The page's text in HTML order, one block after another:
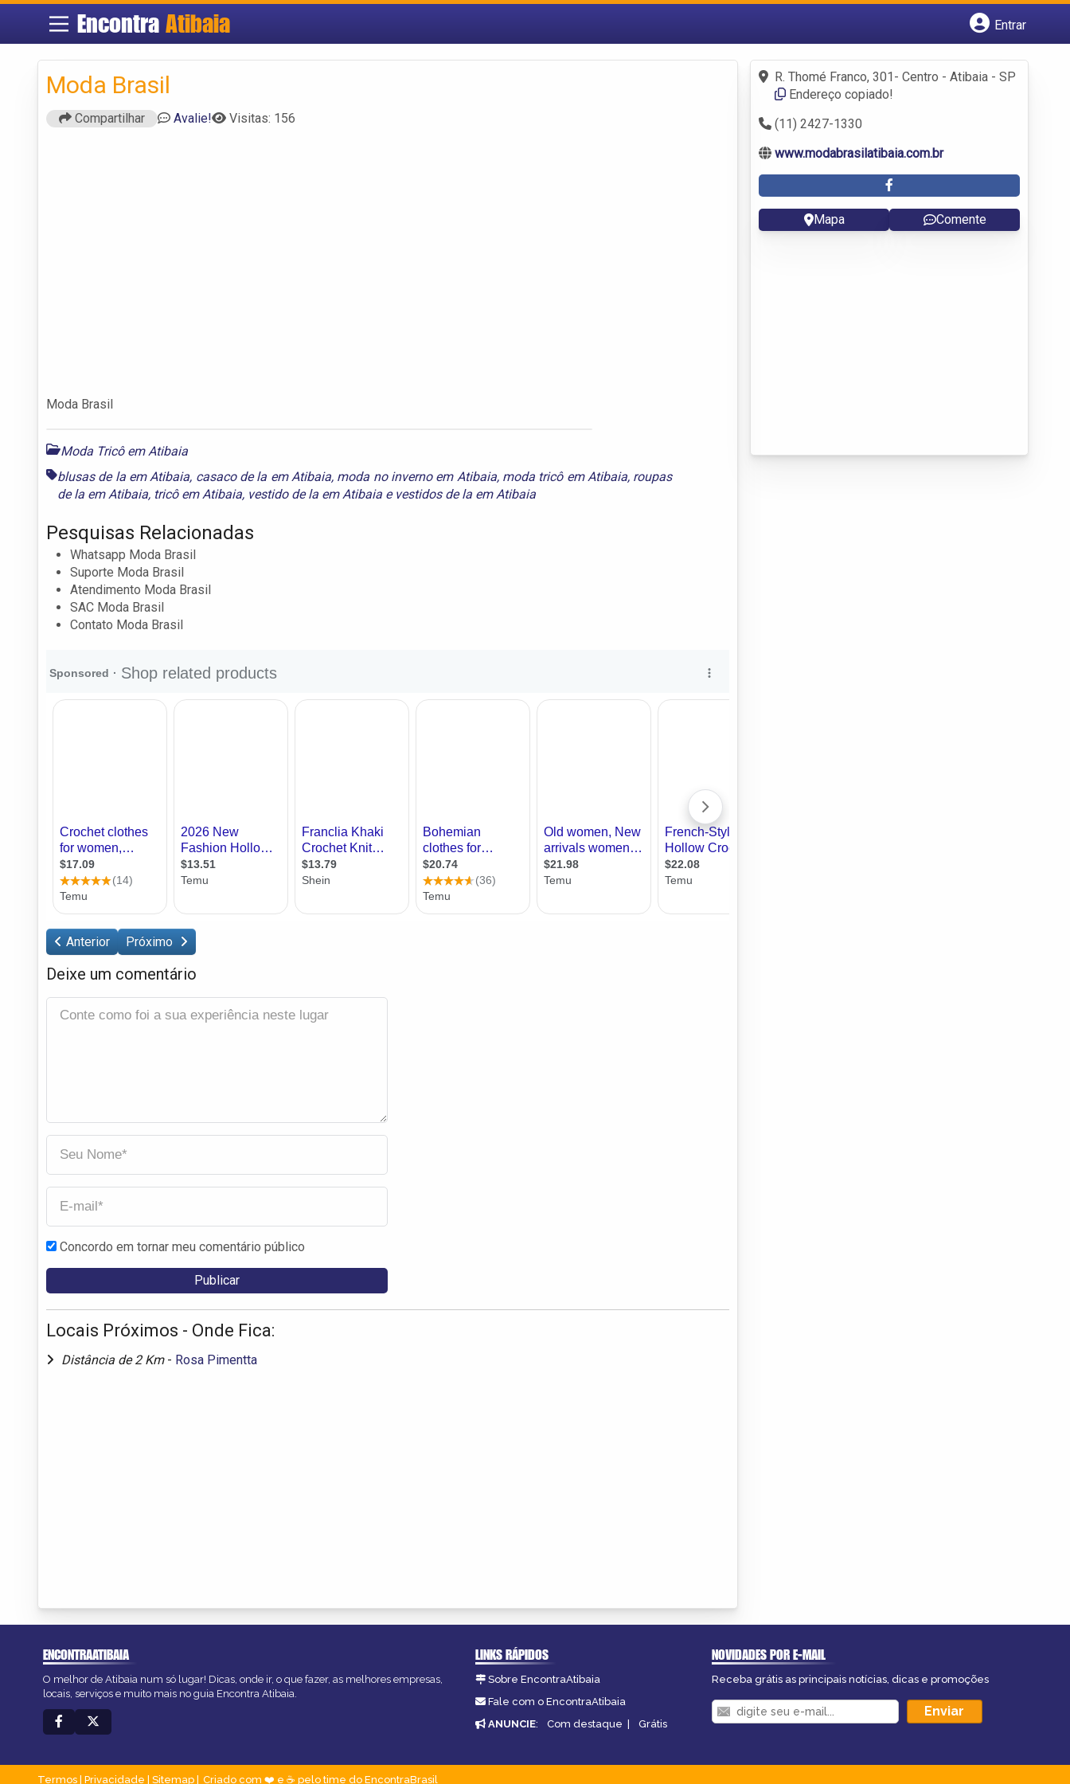
EncontraAtibaia
Entrar
Fazer login
Criar conta
Moda Brasil
Compartilhar Avalie! Visitas: 156
Moda Brasil
Moda Tricô em Atibaia
blusas de la em Atibaia, casaco de la em Atibaia, moda no inverno em Atibaia, moda tricô em Atibaia, roupas
de la em Atibaia, tricô em Atibaia, vestido de la em Atibaia e vestidos de la em Atibaia
Pesquisas Relacionadas
Whatsapp Moda Brasil
Suporte Moda Brasil
Atendimento Moda Brasil
SAC Moda Brasil
Contato Moda Brasil
Anterior Próximo
Deixe um comentário
Concordo em tornar meu comentário público
Locais Próximos - Onde Fica:
Distância de 2 Km - Rosa Pimentta
R. Thomé Franco, 301- Centro - Atibaia - SP
Endereço copiado!
(11) 2427-1330
www.modabrasilatibaia.com.br
Mapa Comente
ENCONTRAATIBAIA
O melhor de Atibaia num só lugar! Dicas, onde ir, o que fazer, as melhores empresas,
locais, serviços e muito mais no guia Encontra Atibaia.
LINKS RÁPIDOS
Sobre EncontraAtibaia
Fale com o EncontraAtibaia
ANUNCIE: Com destaque | Grátis
NOVIDADES POR E-MAIL
Receba grátis as principais notícias, dicas e promoções
Termos Privacidade Sitemap Criado com ❤️ e ☕ pelo time do EncontraBrasil